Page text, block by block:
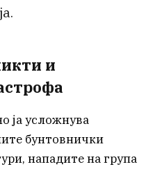
и
ја усложнува
бунтовнички
нападите на група